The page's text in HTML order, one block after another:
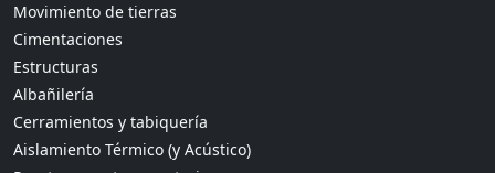
Movimiento de tierras
Cimentaciones
Estructuras
Albañilería
Cerramientos y tabiquería
Aislamiento Térmico (y Acústico)